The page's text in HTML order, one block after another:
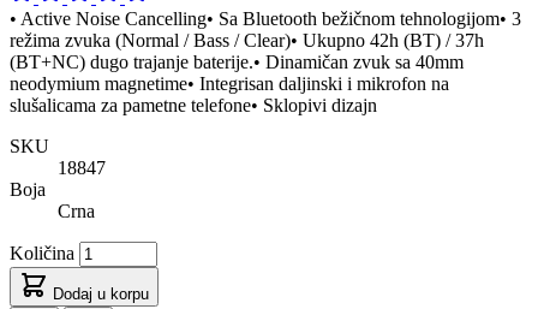
• Active Noise Cancelling• Sa Bluetooth bežičnom tehnologijom• 3
režima zvuka (Normal / Bass / Clear)• Ukupno 42h (BT) / 37h
(BT+NC) dugo trajanje baterije.• Dinamičan zvuk sa 40mm
neodymium magnetime• Integrisan daljinski i mikrofon na
slušalicama za pametne telefone• Sklopivi dizajn
SKU
18847
Boja
Crna
Količina
Dodaj u korpu